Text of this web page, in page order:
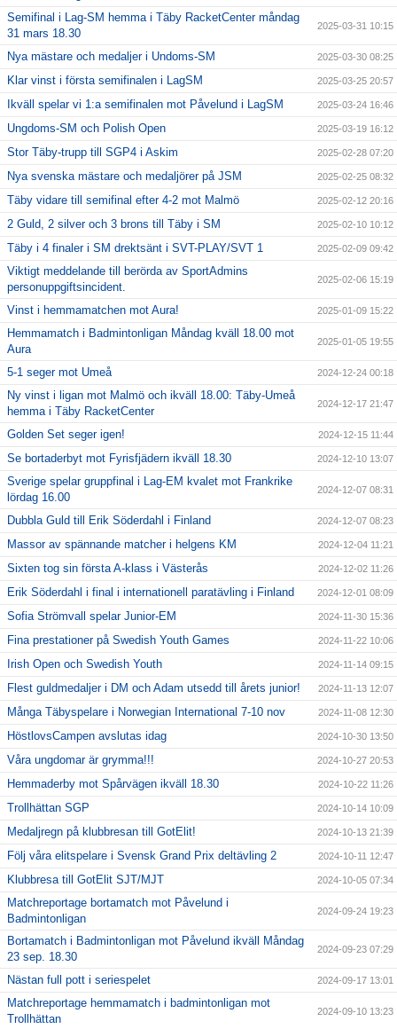
Semifinal i Lag-SM hemma i Täby RacketCenter måndag
31 mars 18.30
2025-03-31 10:15
Nya mästare och medaljer i Undoms-SM 2025-03-30 08:25
Klar vinst i första semifinalen i LagSM 2025-03-25 20:57
Ikväll spelar vi 1:a semifinalen mot Påvelund i LagSM 2025-03-24 16:46
Ungdoms-SM och Polish Open 2025-03-19 16:12
Stor Täby-trupp till SGP4 i Askim 2025-02-28 07:20
Nya svenska mästare och medaljörer på JSM 2025-02-25 08:32
Täby vidare till semifinal efter 4-2 mot Malmö 2025-02-12 20:16
2 Guld, 2 silver och 3 brons till Täby i SM 2025-02-10 10:12
Täby i 4 finaler i SM drektsänt i SVT-PLAY/SVT 1 2025-02-09 09:42
Viktigt meddelande till berörda av SportAdmins
personuppgiftsincident.
2025-02-06 15:19
Vinst i hemmamatchen mot Aura! 2025-01-09 15:22
Hemmamatch i Badmintonligan Måndag kväll 18.00 mot
Aura
2025-01-05 19:55
5-1 seger mot Umeå 2024-12-24 00:18
Ny vinst i ligan mot Malmö och ikväll 18.00: Täby-Umeå
hemma i Täby RacketCenter
2024-12-17 21:47
Golden Set seger igen! 2024-12-15 11:44
Se bortaderbyt mot Fyrisfjädern ikväll 18.30 2024-12-10 13:07
Sverige spelar gruppfinal i Lag-EM kvalet mot Frankrike
lördag 16.00
2024-12-07 08:31
Dubbla Guld till Erik Söderdahl i Finland 2024-12-07 08:23
Massor av spännande matcher i helgens KM 2024-12-04 11:21
Sixten tog sin första A-klass i Västerås 2024-12-02 11:26
Erik Söderdahl i final i internationell paratävling i Finland 2024-12-01 08:09
Sofia Strömvall spelar Junior-EM 2024-11-30 15:36
Fina prestationer på Swedish Youth Games 2024-11-22 10:06
Irish Open och Swedish Youth 2024-11-14 09:15
Flest guldmedaljer i DM och Adam utsedd till årets junior! 2024-11-13 12:07
Många Täbyspelare i Norwegian International 7-10 nov 2024-11-08 12:30
HöstlovsCampen avslutas idag 2024-10-30 13:50
Våra ungdomar är grymma!!! 2024-10-27 20:53
Hemmaderby mot Spårvägen ikväll 18.30 2024-10-22 11:26
Trollhättan SGP 2024-10-14 10:09
Medaljregn på klubbresan till GotElit! 2024-10-13 21:39
Följ våra elitspelare i Svensk Grand Prix deltävling 2 2024-10-11 12:47
Klubbresa till GotElit SJT/MJT 2024-10-05 07:34
Matchreportage bortamatch mot Påvelund i
Badmintonligan
2024-09-24 19:23
Bortamatch i Badmintonligan mot Påvelund ikväll Måndag
23 sep. 18.30
2024-09-23 07:29
Nästan full pott i seriespelet 2024-09-17 13:01
Matchreportage hemmamatch i badmintonligan mot
Trollhättan
2024-09-10 13:23